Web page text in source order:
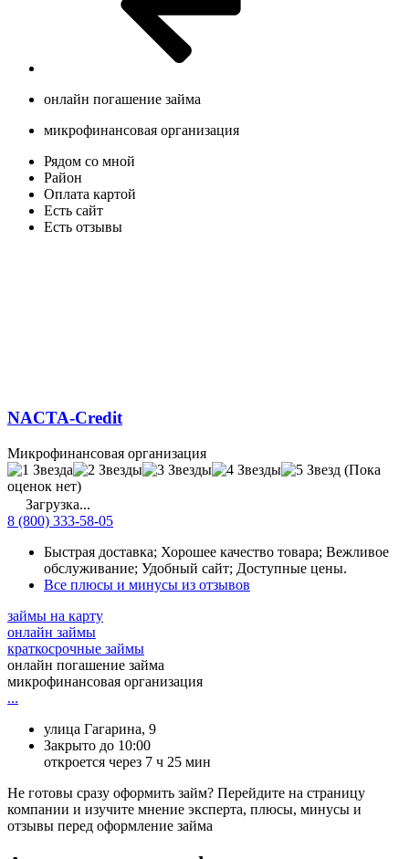
онлайн погашение займа
микрофинансовая организация
Рядом со мной
Район
Оплата картой
Есть сайт
Есть отзывы
NACTA-Credit
Микрофинансовая организация
(Пока
оценок нет)
Загрузка...
8 (800) 333-58-05
Быстрая доставка; Хорошее качество товара; Вежливое
обслуживание; Удобный сайт; Доступные цены.
Все плюсы и минусы из отзывов
займы на карту
онлайн займы
краткосрочные займы
онлайн погашение займа
микрофинансовая организация
...
улица Гагарина, 9
Закрыто до 10:00
откроется через 7 ч 25 мин
Не готовы сразу оформить займ? Перейдите на страницу
компании и изучите мнение эксперта, плюсы, минусы и
отзывы перед оформление займа